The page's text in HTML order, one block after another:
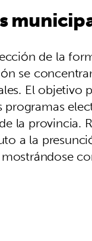
de la
se
El objetivo
la provincia.
a la